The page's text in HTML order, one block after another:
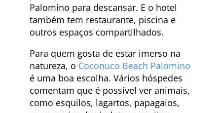
Palomino para descansar. E o hotel
também tem restaurante, piscina e
outros espaços compartilhados.
Para quem gosta de estar imerso na
natureza, o Coconuco Beach Palomino
é uma boa escolha. Vários hóspedes
comentam que é possível ver animais,
como esquilos, lagartos, papagaios,